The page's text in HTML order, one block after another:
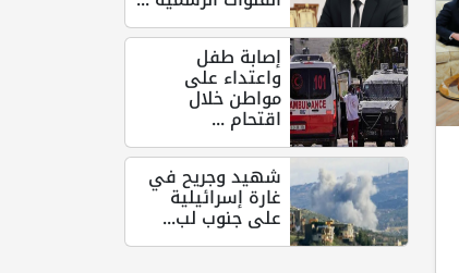
إصابة طفل
واعتداء على
مواطن خلال
اقتحام ...
شهيد وجريح في
غارة إسرائيلية
على جنوب لب...